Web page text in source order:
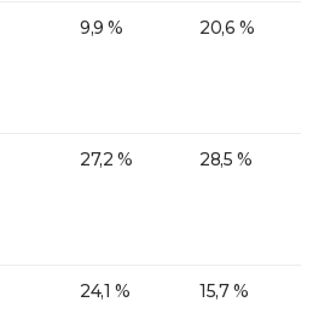
9,9 % 20,6 %
27,2 % 28,5 %
24,1 % 15,7 %